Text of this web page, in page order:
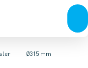
Tanke,
dækslerØ315 mm
Ø600 mm Ø800 mm